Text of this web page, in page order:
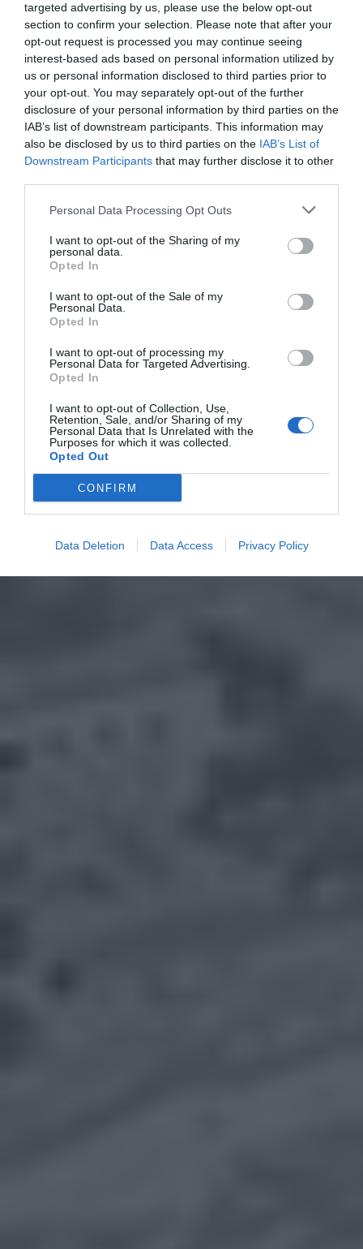
targeted advertising by us, please use the below opt-out
section to confirm your selection. Please note that after your
opt-out request is processed you may continue seeing
interest-based ads based on personal information utilized by
us or personal information disclosed to third parties prior to
your opt-out. You may separately opt-out of the further
disclosure of your personal information by third parties on the
IAB’s list of downstream participants. This information may
also be disclosed by us to third parties on the IAB’s List of
Downstream Participants that may further disclose it to other
Personal Data Processing Opt Outs
I want to opt-out of the Sharing of my
personal data.
Opted In
I want to opt-out of the Sale of my
Personal Data.
Opted In
I want to opt-out of processing my
Personal Data for Targeted Advertising.
Opted In
I want to opt-out of Collection, Use,
Retention, Sale, and/or Sharing of my
Personal Data that Is Unrelated with the
Purposes for which it was collected.
Opted Out
CONFIRM
Data Deletion Data Access Privacy Policy